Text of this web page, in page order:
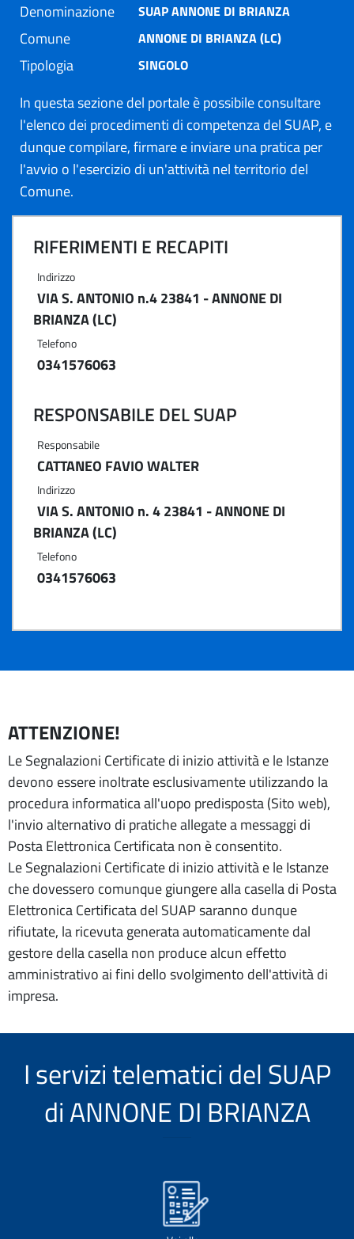
Denominazione SUAP ANNONE DI BRIANZA
Comune ANNONE DI BRIANZA (LC)
Tipologia SINGOLO
In questa sezione del portale è possibile consultare
l'elenco dei procedimenti di competenza del SUAP, e
dunque compilare, firmare e inviare una pratica per
l'avvio o l'esercizio di un'attività nel territorio del
Comune.
RIFERIMENTI E RECAPITI
Indirizzo
VIA S. ANTONIO n.4 23841 - ANNONE DI
BRIANZA (LC)
Telefono
0341576063
RESPONSABILE DEL SUAP
Responsabile
CATTANEO FAVIO WALTER
Indirizzo
VIA S. ANTONIO n. 4 23841 - ANNONE DI
BRIANZA (LC)
Telefono
0341576063
ATTENZIONE!
Le Segnalazioni Certificate di inizio attività e le Istanze
devono essere inoltrate esclusivamente utilizzando la
procedura informatica all'uopo predisposta (Sito web),
l'invio alternativo di pratiche allegate a messaggi di
Posta Elettronica Certificata non è consentito.
Le Segnalazioni Certificate di inizio attività e le Istanze
che dovessero comunque giungere alla casella di Posta
Elettronica Certificata del SUAP saranno dunque
rifiutate, la ricevuta generata automaticamente dal
gestore della casella non produce alcun effetto
amministrativo ai fini dello svolgimento dell'attività di
impresa.
I servizi telematici del SUAP
di ANNONE DI BRIANZA